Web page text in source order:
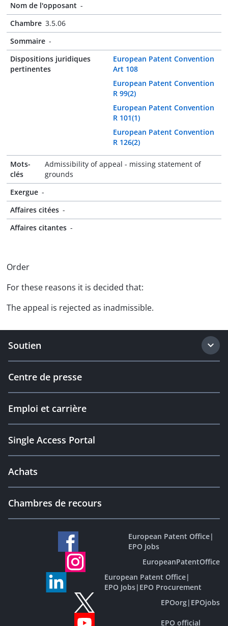
Nom de l'opposant -
Chambre 3.5.06
Sommaire -
Dispositions juridiques
pertinentes
European Patent Convention
Art 108
European Patent Convention
R 99(2)
European Patent Convention
R 101(1)
European Patent Convention
R 126(2)
Mots-
clés
Admissibility of appeal - missing statement of
grounds
Exergue -
Affaires citées -
Affaires citantes -
Order
For these reasons it is decided that:
The appeal is rejected as inadmissible.
Soutien
Centre de presse
Emploi et carrière
Single Access Portal
Achats
Chambres de recours
European Patent Office|
EPO Jobs
EuropeanPatentOffice
European Patent Office|
EPO Jobs| EPO Procurement
EPOorg| EPOjobs
EPO official